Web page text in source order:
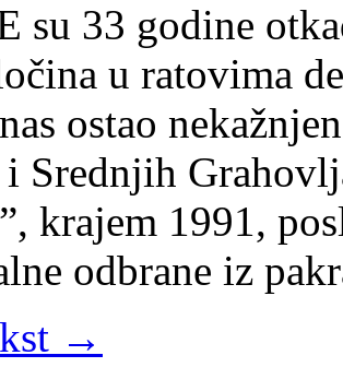
su 33 godine
u ratovima
ostao
Srednjih
krajem 1991,
odbrane iz
→